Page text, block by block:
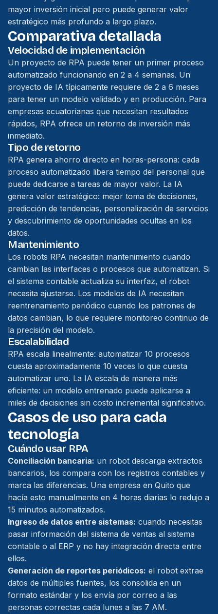
mayor inversión inicial pero puede generar valor
estratégico más profundo a largo plazo.
Comparativa detallada
Velocidad de implementación
Un proyecto de RPA puede tener un primer proceso
automatizado funcionando en 2 a 4 semanas. Un
proyecto de IA típicamente requiere de 2 a 6 meses
para tener un modelo validado y en producción. Para
empresas ecuatorianas que necesitan resultados
rápidos, RPA ofrece un retorno de inversión más
inmediato.
Tipo de retorno
RPA genera ahorro directo en horas-persona: cada
proceso automatizado libera tiempo del personal que
puede dedicarse a tareas de mayor valor. La IA
genera valor estratégico: mejor toma de decisiones,
predicción de tendencias, personalización de servicios
y descubrimiento de oportunidades ocultas en los
datos.
Mantenimiento
Los robots RPA necesitan mantenimiento cuando
cambian las interfaces o procesos que automatizan. Si
el sistema contable actualiza su interfaz, el robot
necesita ajustarse. Los modelos de IA necesitan
reentrenamiento periódico cuando los patrones de
datos cambian, lo que requiere monitoreo continuo de
la precisión del modelo.
Escalabilidad
RPA escala linealmente: automatizar 10 procesos
cuesta aproximadamente 10 veces lo que cuesta
automatizar uno. La IA escala de manera más
eficiente: un modelo entrenado puede aplicarse a
miles de decisiones sin costo incremental significativo.
Casos de uso para cada
tecnología
Cuándo usar RPA
Conciliación bancaria: un robot descarga extractos
bancarios, los compara con los registros contables y
marca las diferencias. Una empresa en Quito que
hacía esto manualmente en 4 horas diarias lo redujo a
15 minutos automatizados.
Ingreso de datos entre sistemas: cuando necesitas
pasar información del sistema de ventas al sistema
contable o al ERP y no hay integración directa entre
ellos.
Generación de reportes periódicos: el robot extrae
datos de múltiples fuentes, los consolida en un
formato estándar y los envía por correo a las
personas correctas cada lunes a las 7 AM.